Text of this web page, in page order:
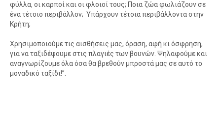
φύλλα, οι καρποί και οι φλοιοί τους; Ποια ζώα φωλιάζουν σε
ένα τέτοιο περιβάλλον; Υπάρχουν τέτοια περιβάλλοντα στην
Κρήτη;
Χρησιμοποιούμε τις αισθήσεις μας, όραση, αφή κι όσφρηση,
για να ταξιδέψουμε στις πλαγιές των βουνών. Ψηλαφούμε και
αναγνωρίζουμε όλα όσα θα βρεθούν μπροστά μας σε αυτό το
μοναδικό ταξίδι!’’.